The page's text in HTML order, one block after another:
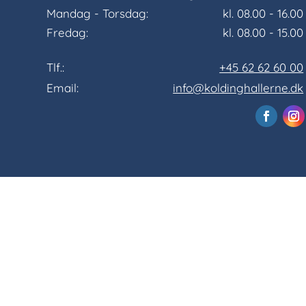
Mandag - Torsdag:
Fredag:
kl. 08.00 - 16.00
kl. 08.00 - 15.00
Tlf.:
+45 62 62 60 00
Email:
info@koldinghallerne.dk